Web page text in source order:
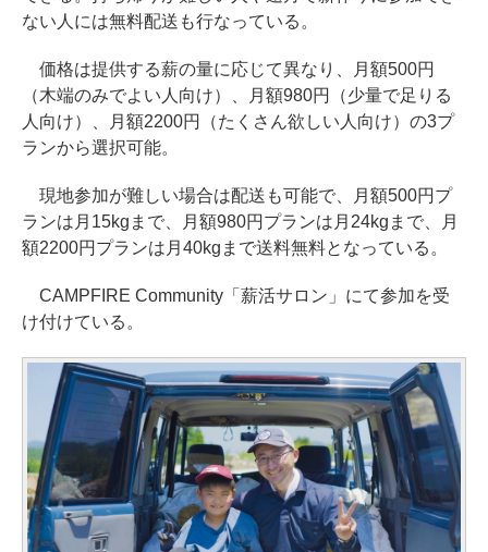
ない人には無料配送も行なっている。
価格は提供する薪の量に応じて異なり、月額500円
（木端のみでよい人向け）、月額980円（少量で足りる
人向け）、月額2200円（たくさん欲しい人向け）の3プ
ランから選択可能。
現地参加が難しい場合は配送も可能で、月額500円プ
ランは月15kgまで、月額980円プランは月24kgまで、月
額2200円プランは月40kgまで送料無料となっている。
CAMPFIRE Community「薪活サロン」にて参加を受
け付けている。